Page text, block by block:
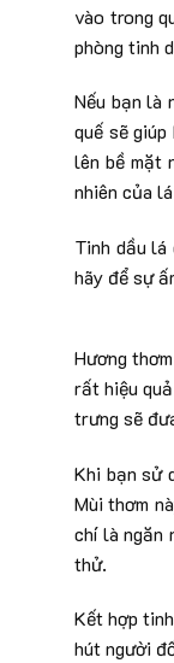
vào trong
phòng tinh
Nếu bạn là
quế sẽ
lên bề mặt
nhiên của
Tinh dầu
hãy để sự
Hương
rất hiệu
trưng sẽ
Khi bạn sử
Mùi thơm
chí là ngăn
thử.
Kết hợp
hút người